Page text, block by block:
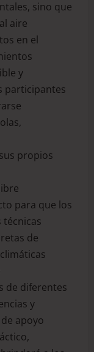
sino que
aire
en el
y
participantes
propios
para que los
de
de diferentes
y
apoyo